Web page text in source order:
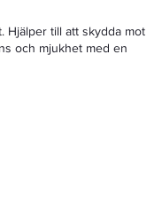
Hjälper till att skydda mot
och mjukhet med en